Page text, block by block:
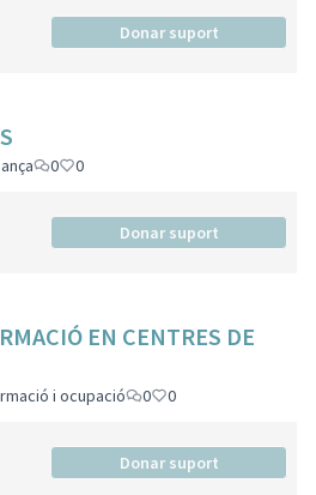
Donar suport
0 0
Donar suport
EN CENTRES DE
i ocupació 0 0
Donar suport